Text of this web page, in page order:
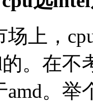
上，
。在
amd。